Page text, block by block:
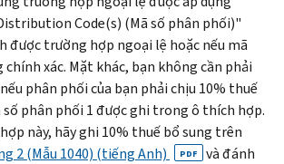
Code(s) (Mã số phân phối)"
được trường hợp ngoại lệ hoặc nếu mã
xác. Mặt khác, bạn không cần phải
phân phối của bạn phải chịu 10% thuế
số phân phối 1 được ghi trong ô thích hợp.
này, hãy ghi 10% thuế bổ sung trên
2 (Mẫu 1040) (tiếng Anh) PDF
và đánh